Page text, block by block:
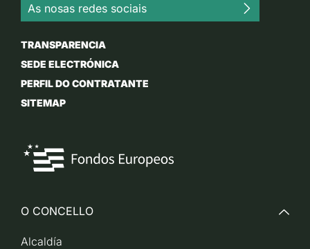
As nosas redes sociais
TRANSPARENCIA
SEDE ELECTRÓNICA
PERFIL DO CONTRATANTE
SITEMAP
O CONCELLO
Alcaldía